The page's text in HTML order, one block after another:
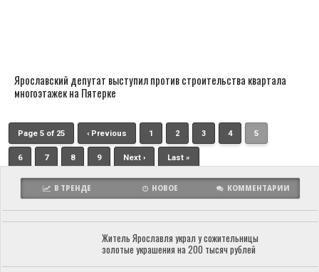
Ярославский депутат выступил против строительства квартала
многоэтажек на Пятерке
Page 5 of 25 ‹ Previous 1 2 3 4 5
6 7 8 9 Next › Last »
В ТРЕНДЕ НОВОЕ КОММЕНТАРИИ
Житель Ярославля украл у сожительницы
золотые украшения на 200 тысяч рублей